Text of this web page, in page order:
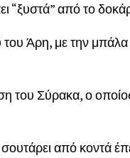
“ξυστά” από το
του Άρη, με την
του Σύρακα, ο
από κοντά